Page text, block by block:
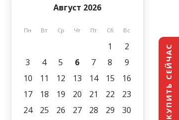
Август 2026
Пн Вт Ср Чт Пт Сб Вс
1
2
3
4 5 6 7 8
9
10
11 12 13 14 15
16
17
18 19 20 21 22
23
24
25 26 27 28 29
30
КУПИТЬ СЕЙЧАС